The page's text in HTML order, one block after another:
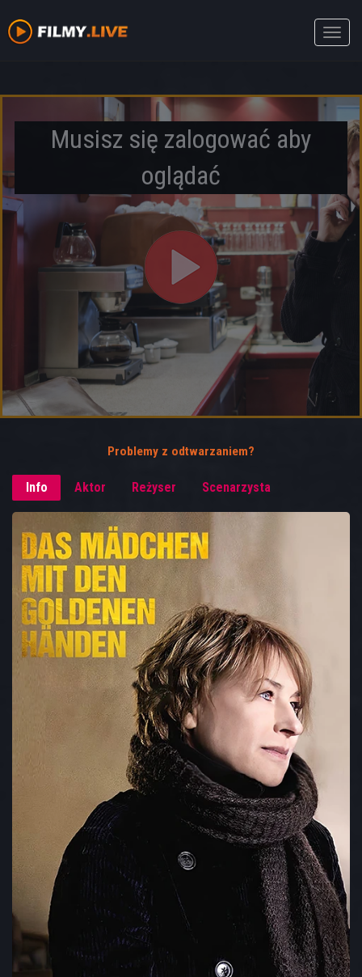
Toggle
Musisz się zalogować aby
oglądać
Problemy z odtwarzaniem?
Info Aktor Reżyser Scenarzysta